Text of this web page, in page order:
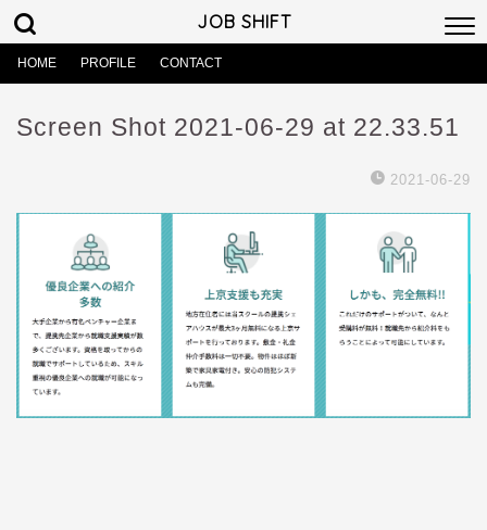
JOB SHIFT
HOME PROFILE CONTACT
Screen Shot 2021-06-29 at 22.33.51
2021-06-29